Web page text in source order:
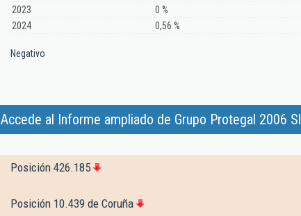
2023
0 %
2024
0,56 %
Negativo
Accede al Informe ampliado de Grupo Protegal 2006 Sl
Posición 426.185
Posición 10.439 de Coruña